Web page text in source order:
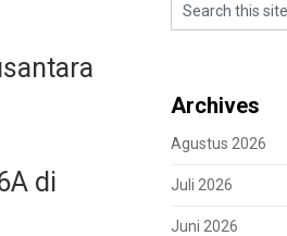
di
Archives
Agustus 2026
Juli 2026
Juni 2026